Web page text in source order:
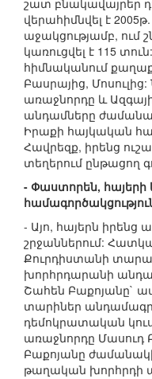
շատ բնակավայրեր
վերահիմնվել է
աջակցությամբ, ում
կառուցվել է 115
հիմնականում
Բասրայից,
առաջնորդը և
անդամները
Իրաքի հայկական
Հավրեզք, իրենց
տեղերում ընթացող
- Փաստորեն, հայերի
- Այո, հայերն իրենց
շրջաններում:
Քուրդիստանի
խորհրդարանի
Շահեն Բաքոյանը`
տարիներ
դեմոկրատական
առաջնորդը Մասուդ
Բաքոյանը
թաղական խորհրդի